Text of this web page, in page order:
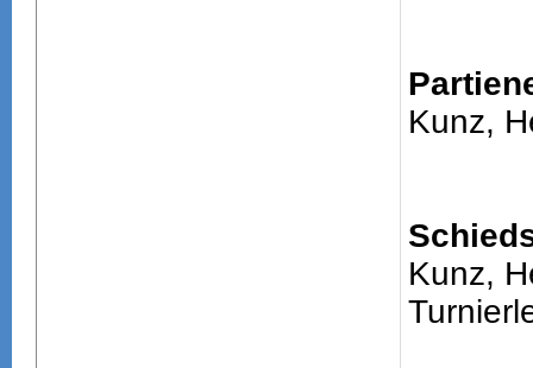
Kunz,
Kunz,